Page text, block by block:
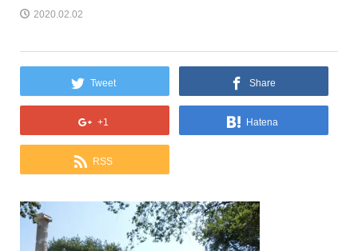
2020.02.02
Tweet Share
+1 Hatena
RSS